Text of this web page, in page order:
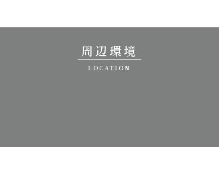
周辺環境
LOCATION